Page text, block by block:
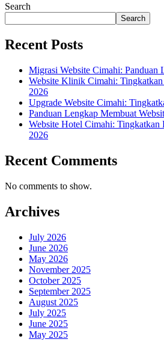
Search
Search
Recent Posts
Migrasi Website Cimahi: Panduan
Website Klinik Cimahi:
2026
Upgrade Website Cimahi:
Panduan Lengkap Membuat
Website Hotel Cimahi: Tingkatkan
2026
Recent Comments
No comments to show.
Archives
July 2026
June 2026
May 2026
November 2025
October 2025
September 2025
August 2025
July 2025
June 2025
May 2025